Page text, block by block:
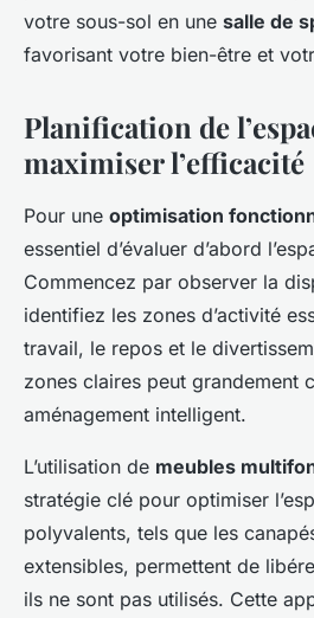
votre sous-sol en une salle de
favorisant votre bien-être et
Planification de
maximiser l’efficacité
Pour une optimisation
essentiel d’évaluer d’abord
Commencez par observer la
identifiez les zones d’activité
travail, le repos et le
zones claires peut grandement
aménagement intelligent.
L’utilisation de meubles
stratégie clé pour optimiser
polyvalents, tels que les
extensibles, permettent de
ils ne sont pas utilisés. Cette